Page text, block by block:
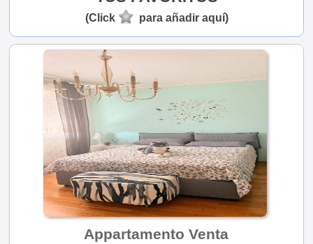
(Click para añadir aquí)
Appartamento Venta